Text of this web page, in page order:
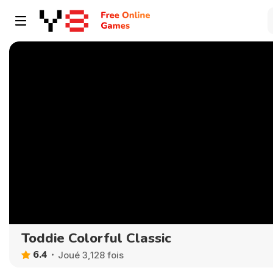
Toddie Colorful Classic
6.4 Joué 3,128 fois